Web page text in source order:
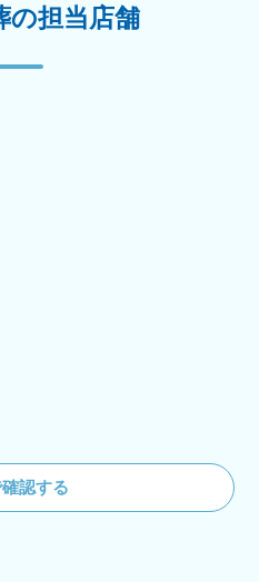
の担当店舗
認する